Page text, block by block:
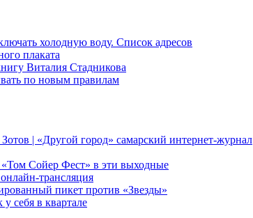
холодную воду. Список адресов
плаката
Виталия Стадникова
по новым правилам
| «Другой город» самарский интернет-журнал
Сойер Фест» в эти выходные
трансляция
пикет против «Звезды»
себя в квартале